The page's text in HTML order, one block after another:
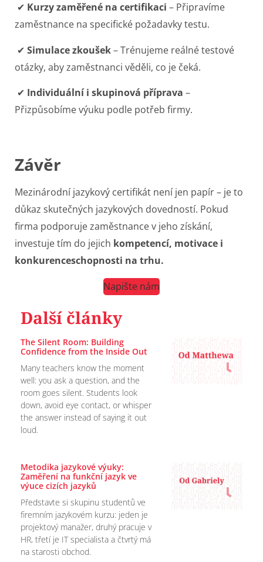
✔ Kurzy zaměřené na certifikaci – Připravíme
zaměstnance na specifické požadavky testu.
✔ Simulace zkoušek– Trénujeme reálné testové
otázky, aby zaměstnanci věděli, co je čeká.
✔ Individuální i skupinová příprava –
Přizpůsobíme výuku podle potřeb firmy.
Závěr
Mezinárodní jazykový certifikát není jen papír – je to
důkaz skutečných jazykových dovedností. Pokud
firma podporuje zaměstnance v jeho získání,
investuje tím do jejich kompetencí, motivace i
konkurenceschopnosti na trhu.
Napište nám
Další články
The Silent Room: Building
Confidence from the Inside Out
Many teachers know the moment
well: you ask a question, and the
room goes silent. Students look
down, avoid eye contact, or whisper
the answer instead of saying it out
loud.
Metodika jazykové výuky:
Zaměření na funkční jazyk ve
výuce cizích jazyků
Představte si skupinu studentů ve
firemním jazykovém kurzu: jeden je
projektový manažer, druhý pracuje v
HR, třetí je IT specialista a čtvrtý má
na starosti obchod.